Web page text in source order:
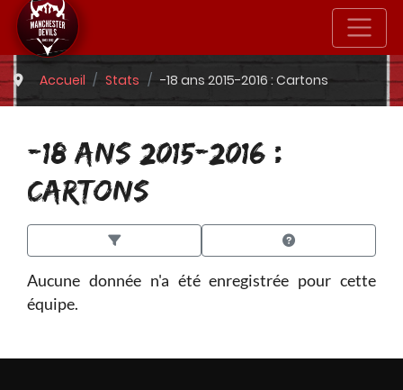
Accueil Stats -18 ans 2015-2016 : Cartons
-18 ANS 2015-2016 :
CARTONS
Aucune donnée n'a été enregistrée pour cette
équipe.